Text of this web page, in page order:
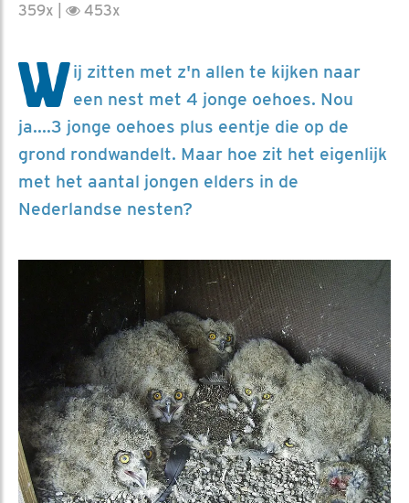
359x |
453x
Wij zitten met z'n allen te kijken naar
een nest met 4 jonge oehoes. Nou
ja....3 jonge oehoes plus eentje die op de
grond rondwandelt. Maar hoe zit het eigenlijk
met het aantal jongen elders in de
Nederlandse nesten?